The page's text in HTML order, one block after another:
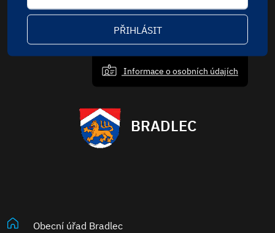
PŘIHLÁSIT
Informace o osobních údajích
BRADLEC
Obecní úřad Bradlec